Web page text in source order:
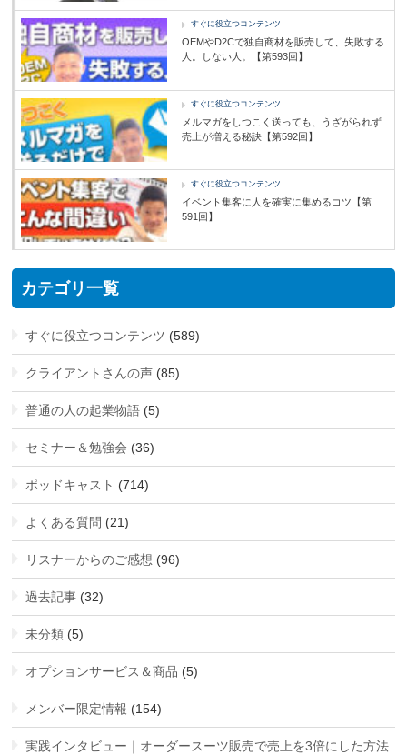
すぐに役立つコンテンツ
OEMやD2Cで独自商材を販売して、失敗する
人。しない人。【第593回】
すぐに役立つコンテンツ
メルマガをしつこく送っても、うざがられず
売上が増える秘訣【第592回】
すぐに役立つコンテンツ
イベント集客に人を確実に集めるコツ【第
591回】
カテゴリ一覧
すぐに役立つコンテンツ (589)
クライアントさんの声 (85)
普通の人の起業物語 (5)
セミナー＆勉強会 (36)
ポッドキャスト (714)
よくある質問 (21)
リスナーからのご感想 (96)
過去記事 (32)
未分類 (5)
オプションサービス＆商品 (5)
メンバー限定情報 (154)
実践インタビュー｜オーダースーツ販売で売上を3倍にした方法